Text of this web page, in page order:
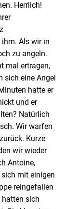
Herrlich!
Als wir in
zu angeln.
mal ertragen,
sich eine Angel
hatte er
und er
Natürlich
Wir warfen
Kurze
wir wieder
Antoine,
mit einigen
reingefallen
sich